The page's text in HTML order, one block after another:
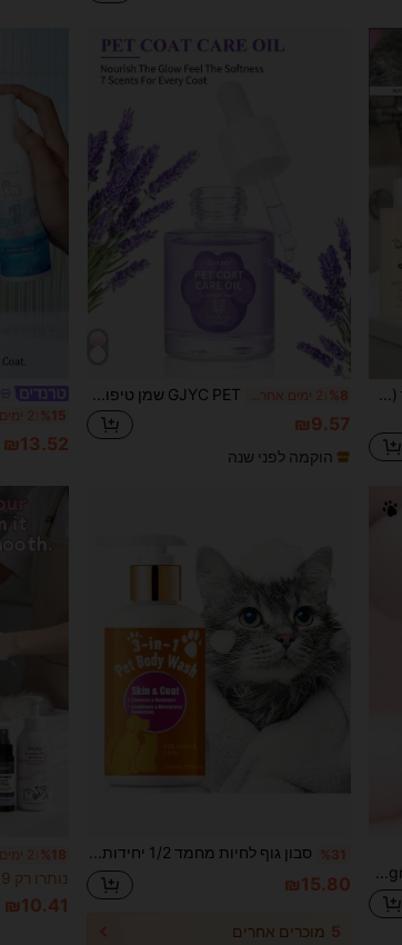
%8 2 ימים אחרונים
₪9.57
הוקמה לפני שנה
%15
₪13.52
PETSIN שמפו Cat Colognes - ציוד טיפוח למעיל רך ומבריק - ניחוח טרי קלאסי, ניחוח לאורך זמן - 5.07 fl oz
%31 סבון גוף לחיות מחמד 1/2 יחידות עם ויטמין E - מנקה ומזין לעומק, מסיר לכלוך ושומן, מייבש בצבע בז' בהיר ומחוספס, לחות לכלבים וחתולים, שימוש יומיומי, שמפו לכלבים, פורמולת ניקוי, רכיבים מזינים
₪15.80
5 מוכרים אחרים
%18
נותרו רק 9
₪10.41